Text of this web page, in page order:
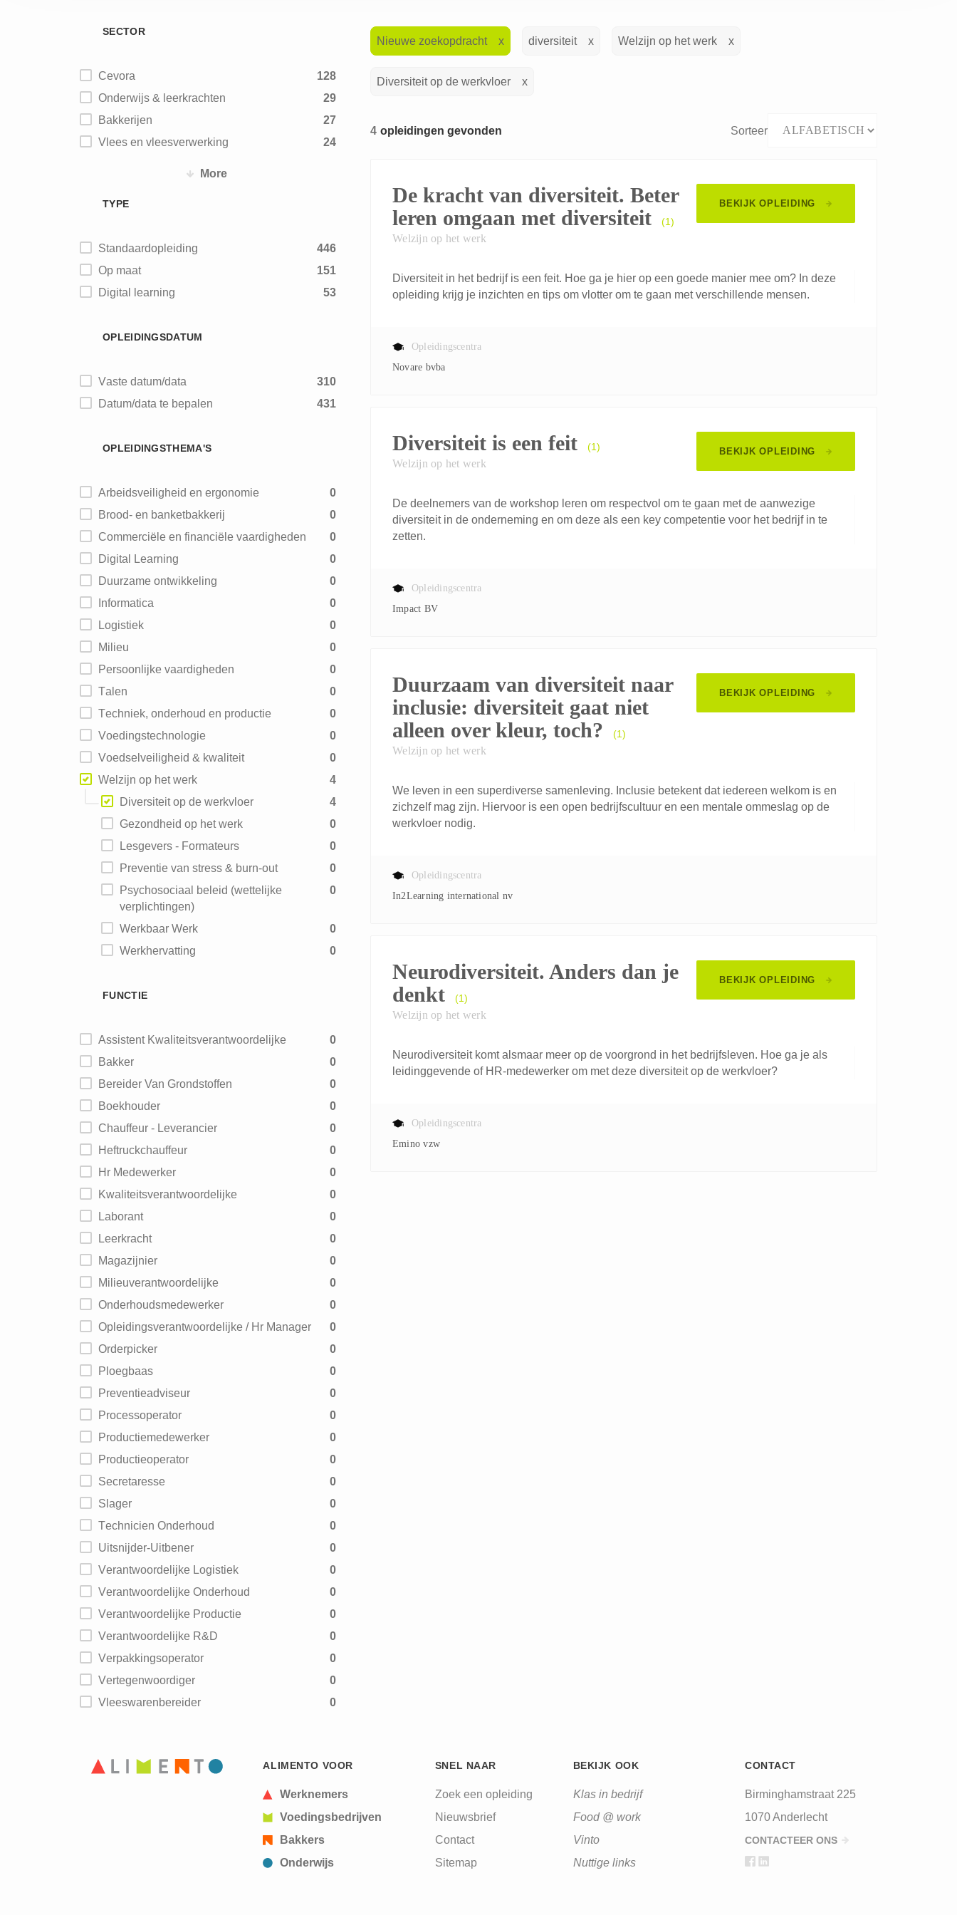
SECTOR
Cevora
128
Onderwijs & leerkrachten
29
Bakkerijen
27
Vlees en vleesverwerking
24
Zuivel
Maalderijen
3
Diervoeding
12
Chocolade - biscuits – snoep
2
Brouwerijen
More
TYPE
Standaardopleiding
446
Op maat
151
Digital learning
53
OPLEIDINGSDATUM
Vaste datum/data
310
Datum/data te bepalen
431
OPLEIDINGSTHEMA'S
Arbeidsveiligheid en ergonomie
0
Brood- en banketbakkerij
0
Commerciële en financiële vaardigheden
0
Digital Learning
0
Duurzame ontwikkeling
0
Informatica
0
Logistiek
0
Milieu
0
Persoonlijke vaardigheden
0
Talen
0
Techniek, onderhoud en productie
0
Voedingstechnologie
0
Voedselveiligheid & kwaliteit
0
Welzijn op het werk
4
Diversiteit op de werkvloer
4
Gezondheid op het werk
0
Lesgevers - Formateurs
0
Preventie van stress & burn-out
0
Psychosociaal beleid (wettelijke
verplichtingen)
0
Werkbaar Werk
0
Werkhervatting
0
FUNCTIE
Assistent Kwaliteitsverantwoordelijke
0
Bakker
0
Bereider Van Grondstoffen
0
Boekhouder
0
Chauffeur - Leverancier
0
Heftruckchauffeur
0
Hr Medewerker
0
Kwaliteitsverantwoordelijke
0
Laborant
0
Leerkracht
0
Magazijnier
0
Milieuverantwoordelijke
0
Onderhoudsmedewerker
0
Opleidingsverantwoordelijke / Hr Manager
0
Orderpicker
0
Ploegbaas
0
Preventieadviseur
0
Processoperator
0
Productiemedewerker
0
Productieoperator
0
Secretaresse
0
Slager
0
Technicien Onderhoud
0
Uitsnijder-Uitbener
0
Verantwoordelijke Logistiek
0
Verantwoordelijke Onderhoud
0
Verantwoordelijke Productie
0
Verantwoordelijke R&D
0
Verpakkingsoperator
0
Vertegenwoordiger
0
Vleeswarenbereider
0
Nieuwe zoekopdracht diversiteit Welzijn op het werk
Diversiteit op de werkvloer
4 opleidingen gevonden Sorteer
BEKIJK OPLEIDING
De kracht van diversiteit. Beter
leren omgaan met diversiteit
(1)
Welzijn op het werk
Diversiteit in het bedrijf is een feit. Hoe ga je hier op een goede manier mee om? In deze
opleiding krijg je inzichten en tips om vlotter om te gaan met verschillende mensen.
Opleidingscentra
Novare bvba
BEKIJK OPLEIDING
Diversiteit is een feit (1)
Welzijn op het werk
De deelnemers van de workshop leren om respectvol om te gaan met de aanwezige
diversiteit in de onderneming en om deze als een key competentie voor het bedrijf in te
zetten.
Opleidingscentra
Impact BV
BEKIJK OPLEIDING
Duurzaam van diversiteit naar
inclusie: diversiteit gaat niet
alleen over kleur, toch?
(1)
Welzijn op het werk
We leven in een superdiverse samenleving. Inclusie betekent dat iedereen welkom is en
zichzelf mag zijn. Hiervoor is een open bedrijfscultuur en een mentale ommeslag op de
werkvloer nodig.
Opleidingscentra
In2Learning international nv
BEKIJK OPLEIDING
Neurodiversiteit. Anders dan je
denkt
(1)
Welzijn op het werk
Neurodiversiteit komt alsmaar meer op de voorgrond in het bedrijfsleven. Hoe ga je als
leidinggevende of HR-medewerker om met deze diversiteit op de werkvloer?
Opleidingscentra
Emino vzw
ALIMENTO VOOR
Werknemers
Voedingsbedrijven
Bakkers
Onderwijs
SNEL NAAR
Zoek een opleiding
Nieuwsbrief
Contact
Sitemap
BEKIJK OOK
Klas in bedrijf
Food @ work
Vinto
Nuttige links
CONTACT
Birminghamstraat 225
1070 Anderlecht
CONTACTEER ONS